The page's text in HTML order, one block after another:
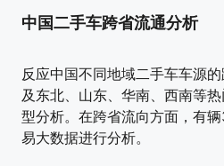
中国二手车跨省流通分析
反应中国不同地域二手车车源
及东北、山东、华南、西南等
型分析。在跨省流向方面，有
易大数据进行分析。